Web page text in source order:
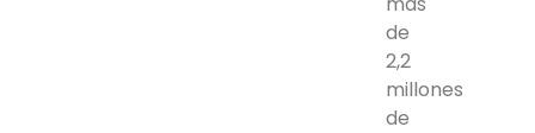
de
2,2
millones
de